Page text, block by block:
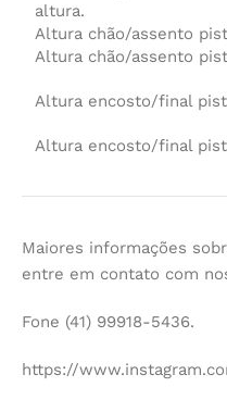
altura.
Altura chão/assento
Altura chão/assento
Altura encosto/final
Altura encosto/final
Maiores informações
entre em contato com
Fone (41) 99918-5436.
https://